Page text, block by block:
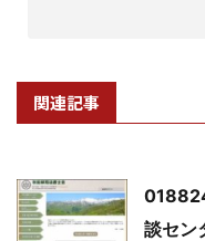
関連記事
談セン